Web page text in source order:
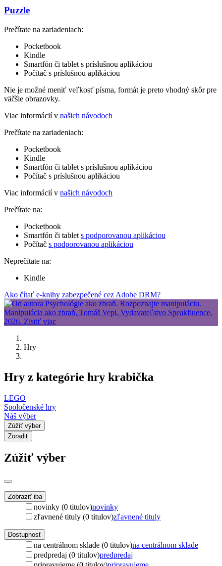
Puzzle
Prečítate na zariadeniach:
Pocketbook
Kindle
Smartfón či tablet s príslušnou aplikáciou
Počítač s príslušnou aplikáciou
Nie je možné meniť veľkosť písma, formát je preto vhodný skôr pre
väčšie obrazovky.
Viac informácií v našich návodoch
Prečítate na zariadeniach:
Pocketbook
Kindle
Smartfón či tablet s príslušnou aplikáciou
Počítač s príslušnou aplikáciou
Viac informácií v našich návodoch
Prečítate na:
Pocketbook
Smartfón či tablet s podporovanou aplikáciou
Počítač s podporovanou aplikáciou
Neprečítate na:
Kindle
Ako čítať e-knihy zabezpečené cez Adobe DRM?
Hry
Hry z kategórie hry krabička
LEGO
Spoločenské hry
Náš výber
Zúžiť výber
Zoradiť
Zúžiť výber
Zobraziť iba
novinky (0 titulov)novinky
zľavnené tituly (0 titulov)zľavnené tituly
Dostupnosť
na centrálnom sklade (0 titulov)na centrálnom sklade
predpredaj (0 titulov)predpredaj